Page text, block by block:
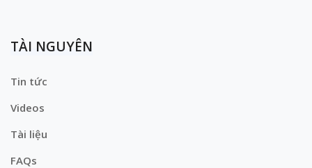
TÀI NGUYÊN
Tin tức
Videos
Tài liệu
FAQs